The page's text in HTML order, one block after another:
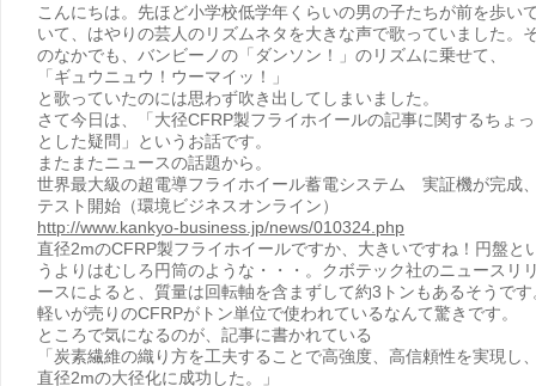
こんにちは。先ほど小学校低学年くらいの男の子たちが前を歩い
いて、はやりの芸人のリズムネタを大きな声で歌っていました。
のなかでも、バンビーノの「ダンソン！」のリズムに乗せて、
「ギュウニュウ！ウーマイッ！」
と歌っていたのには思わず吹き出してしまいました。
さて今日は、「大径CFRP製フライホイールの記事に関するちょっ
とした疑問」というお話です。
またまたニュースの話題から。
世界最大級の超電導フライホイール蓄電システム 実証機が完成
テスト開始（環境ビジネスオンライン）
http://www.kankyo-business.jp/news/010324.php
直径2mのCFRP製フライホイールですか、大きいですね！円盤と
うよりはむしろ円筒のような・・・。クボテック社のニュースリ
ースによると、質量は回転軸を含まずして約3トンもあるそうです
軽いが売りのCFRPがトン単位で使われているなんて驚きです。
ところで気になるのが、記事に書かれている
「炭素繊維の織り方を工夫することで高強度、高信頼性を実現し
直径2mの大径化に成功した。」